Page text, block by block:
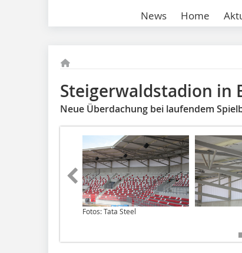
News Home
Steigerwaldstadion in
Neue Überdachung bei laufendem
Fotos: Tata Steel